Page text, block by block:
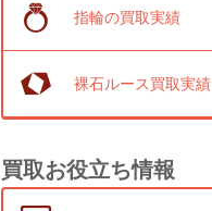
指輪の買取実績
裸石ルース買取実績
買取お役立ち情報